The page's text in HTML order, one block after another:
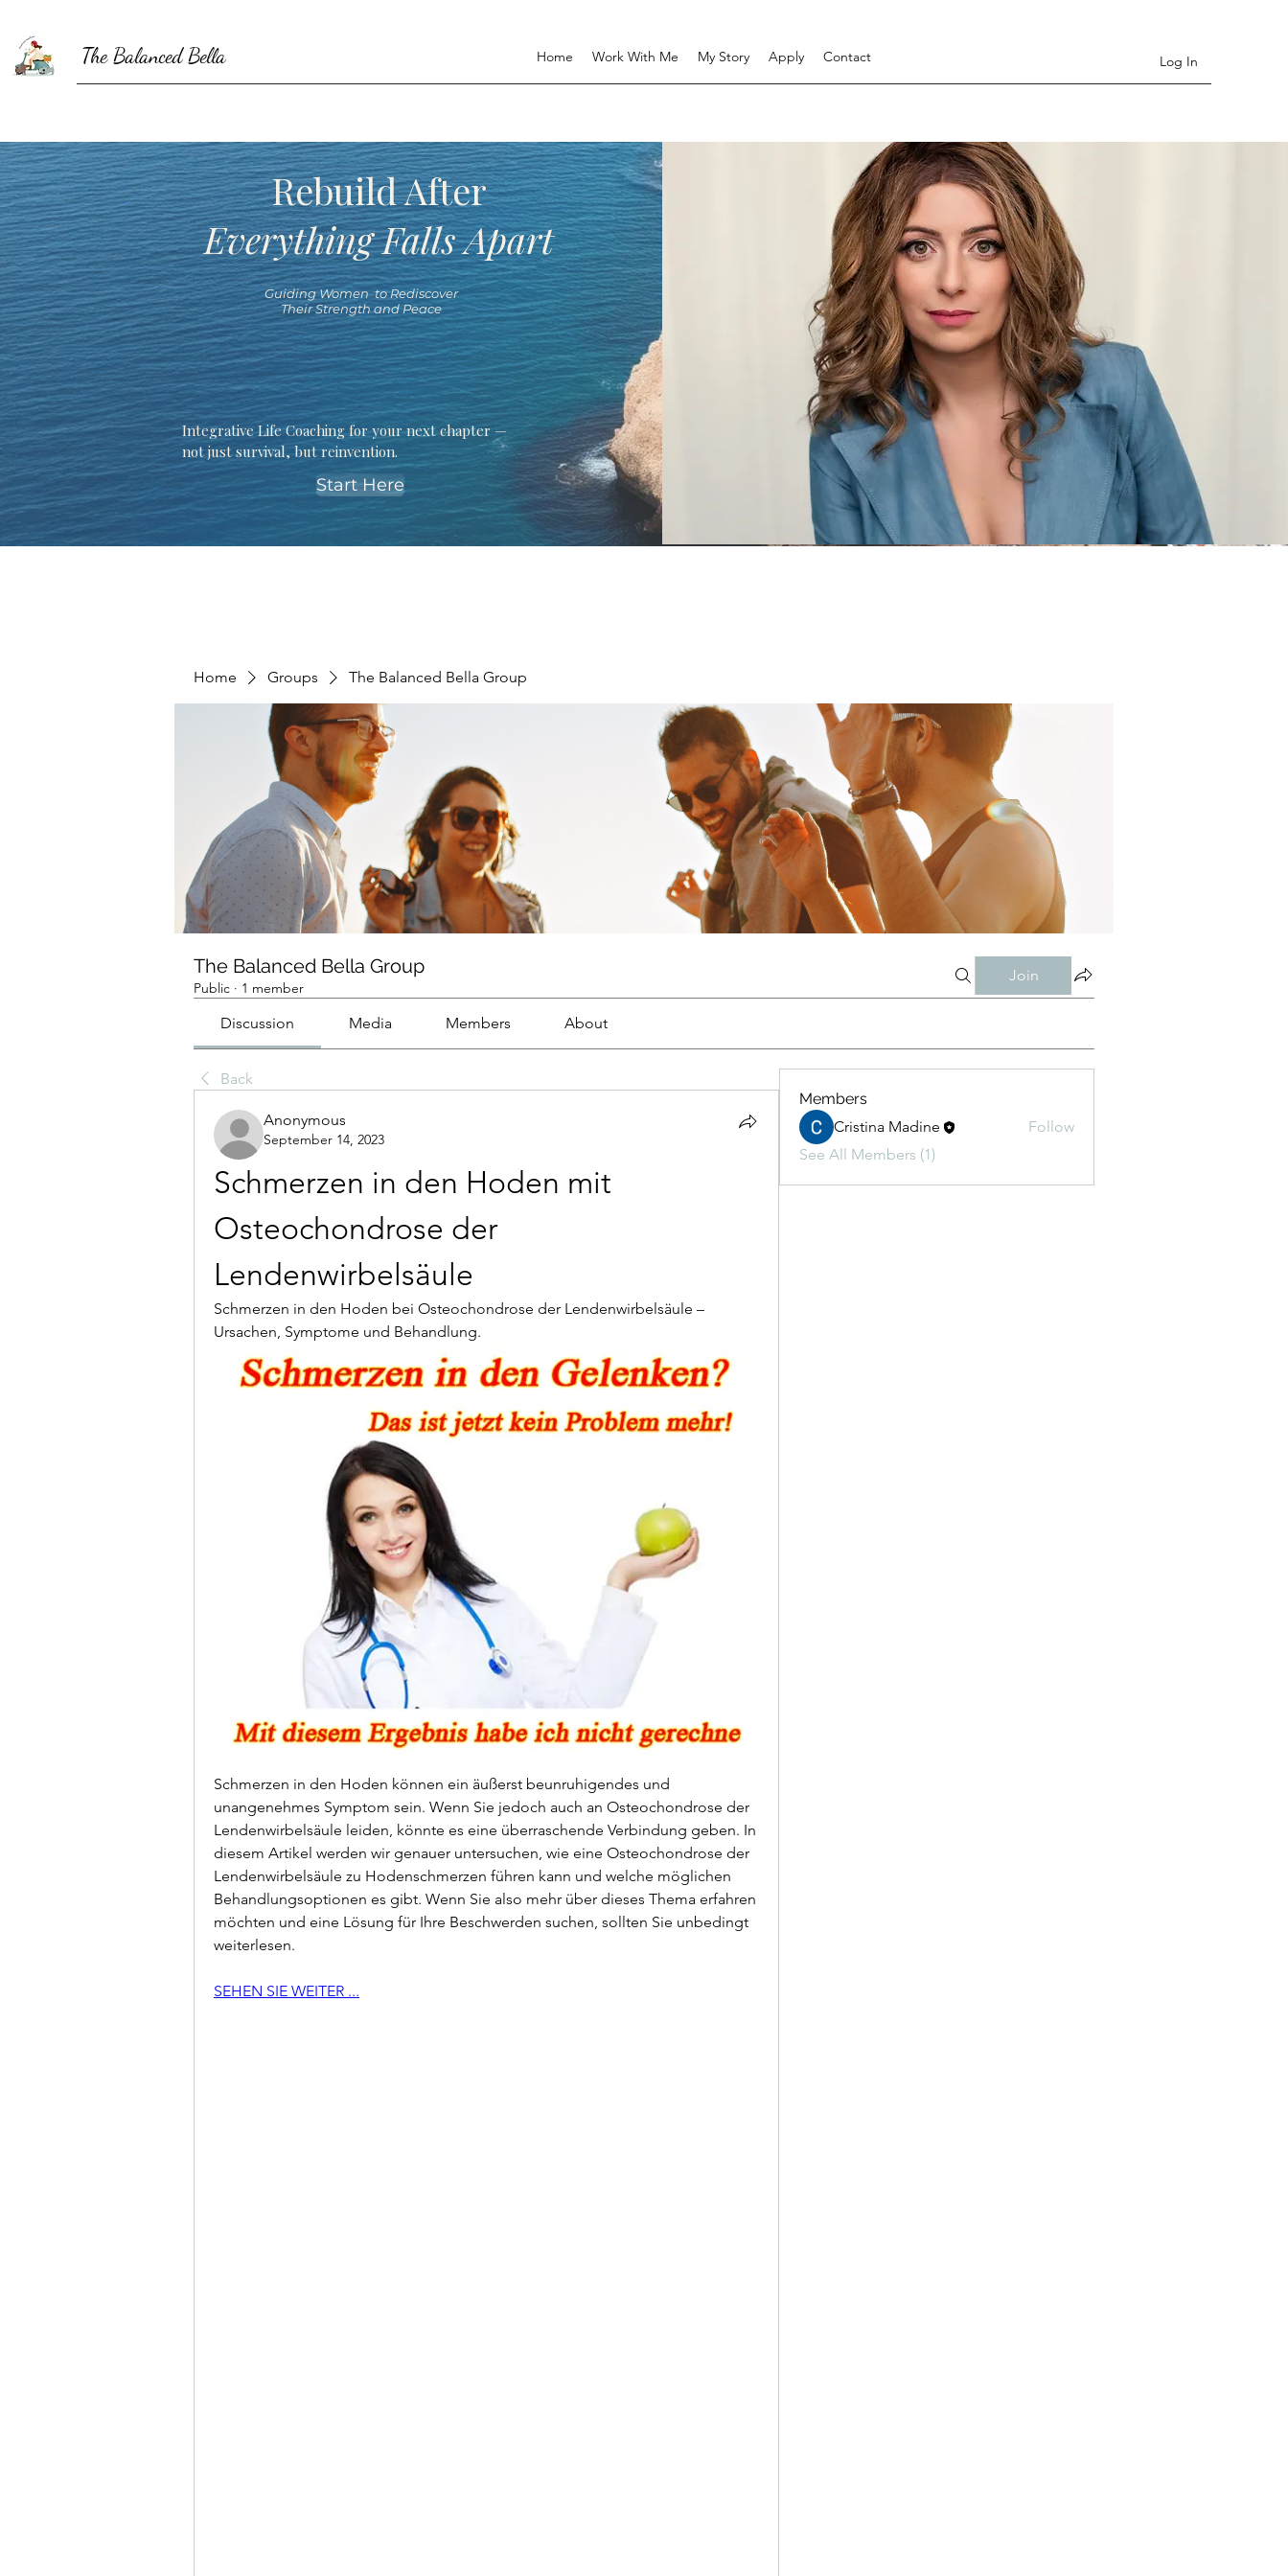
Log In
Home Work With Me My Story Apply Contact
The Balanced Bella
Rebuild After
Everything Falls Apart
Guiding Women to Rediscover
Their Strength and Peace
Integrative Life Coaching for your next chapter —
not just survival, but reinvention.
Start Here
Home Groups The Balanced Bella Group
The Balanced Bella Group
Public · 1 member
Join
Discussion Media Members About
Back
Anonymous
September 14, 2023
Schmerzen in den Hoden mit
Osteochondrose der
Lendenwirbelsäule
Schmerzen in den Hoden bei Osteochondrose der Lendenwirbelsäule –
Ursachen, Symptome und Behandlung.
Schmerzen in den Hoden können ein äußerst beunruhigendes und
unangenehmes Symptom sein. Wenn Sie jedoch auch an Osteochondrose der
Lendenwirbelsäule leiden, könnte es eine überraschende Verbindung geben. In
diesem Artikel werden wir genauer untersuchen, wie eine Osteochondrose der
Lendenwirbelsäule zu Hodenschmerzen führen kann und welche möglichen
Behandlungsoptionen es gibt. Wenn Sie also mehr über dieses Thema erfahren
möchten und eine Lösung für Ihre Beschwerden suchen, sollten Sie unbedingt
weiterlesen.
SEHEN SIE WEITER ...
Members
Cristina Madine
Follow
See All Members (1)